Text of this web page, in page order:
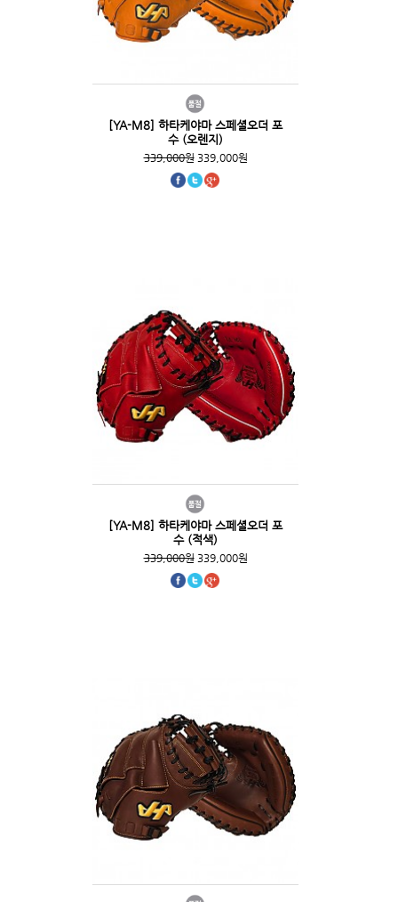
[YA-M8] 하타케야마 스페셜오더 포
수 (오렌지)
339,000원339,000원
[YA-M8] 하타케야마 스페셜오더 포
수 (적색)
339,000원339,000원